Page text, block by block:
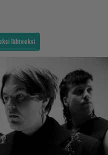
lähteeksi